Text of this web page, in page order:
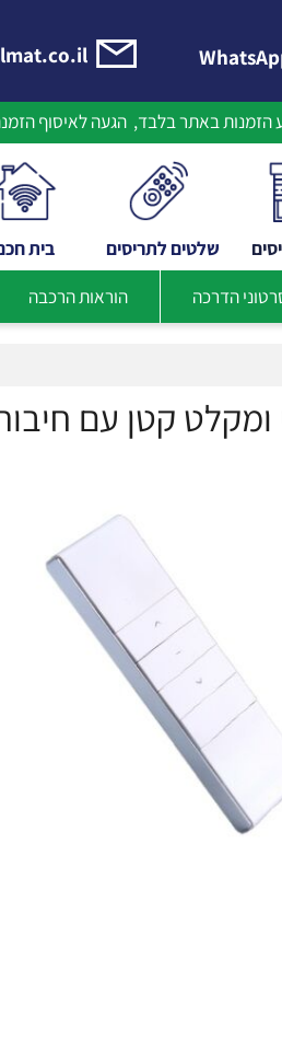
באתר בלבד, הגעה לאיסוף
שלטים לתריסים חכם
הדרכה הוראות הרכבה
קטן עם חיבור